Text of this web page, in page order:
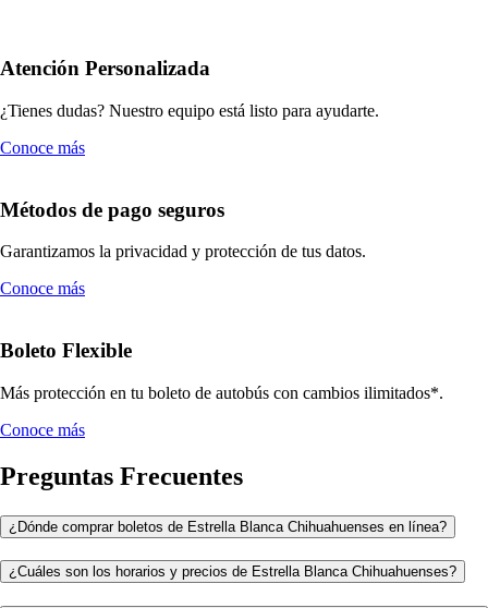
Atención Personalizada
¿Tienes dudas? Nuestro equipo está listo para ayudarte.
Conoce más
Métodos de pago seguros
Garantizamos la privacidad y protección de tus datos.
Conoce más
Boleto Flexible
Más protección en tu boleto de autobús con cambios ilimitados*.
Conoce más
Preguntas Frecuentes
¿Dónde comprar boletos de Estrella Blanca Chihuahuenses en línea?
¿Cuáles son los horarios y precios de Estrella Blanca Chihuahuenses?